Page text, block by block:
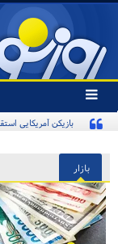
تغییر
وضعیت
منوی
ها
بازیکن آمریکایی
بازار